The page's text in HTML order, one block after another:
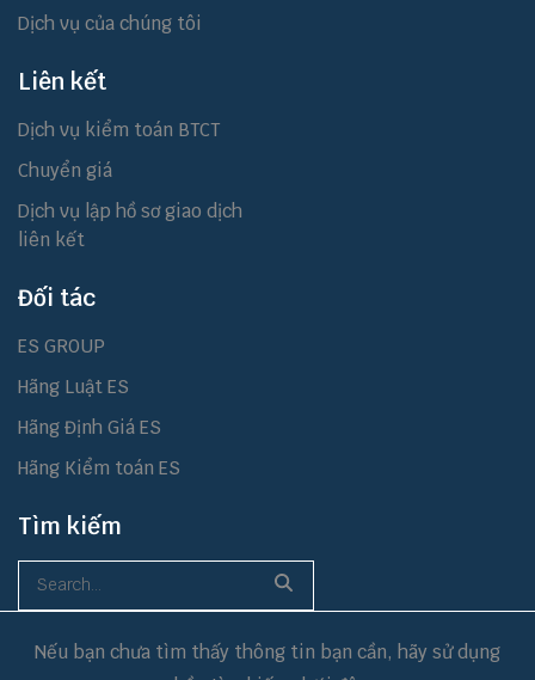
Dịch vụ của chúng tôi
Liên kết
Dịch vụ kiểm toán BTCT
Chuyển giá
Dịch vụ lập hồ sơ giao dịch
liên kết
Đối tác
ES GROUP
Hãng Luật ES
Hãng Định Giá ES
Hãng Kiểm toán ES
Tìm kiếm
Nếu bạn chưa tìm thấy thông tin bạn cần, hãy sử dụng